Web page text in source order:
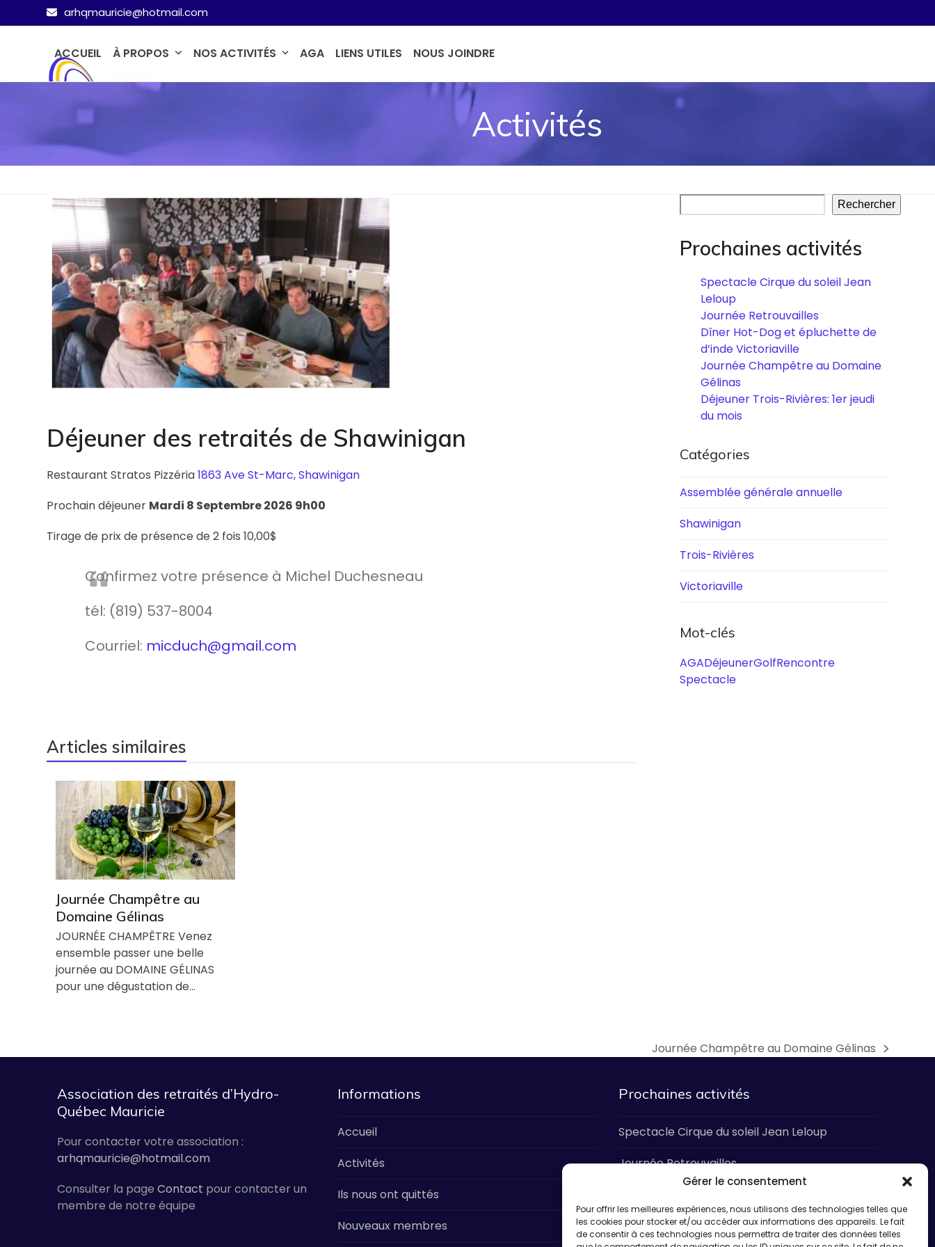
Gérer le consentement
Pour offrir les meilleures expériences, nous utilisons des technologies telles que
les cookies pour stocker et/ou accéder aux informations des appareils. Le fait
de consentir à ces technologies nous permettra de traiter des données telles
to
arhqmauricie@hotmail.com
ACCUEIL À PROPOS NOS ACTIVITÉS AGA LIENS UTILES NOUS JOINDRE
Activités
Déjeuner des retraités de Shawinigan
Restaurant Stratos Pizzéria1863 Ave St-Marc, Shawinigan
Prochain déjeuner Mardi 8 Septembre 2026 9h00
Tirage de prix de présence de 2 fois 10,00$
Confirmez votre présence à Michel Duchesneau
tél: (819) 537-8004
Courriel: micduch@gmail.com
Articles similaires
Journée Champêtre au
Domaine Gélinas
JOURNÉE CHAMPÊTRE Venez
ensemble passer une belle
journée au DOMAINE GÉLINAS
pour une dégustation de…
Rechercher
Prochaines activités
Spectacle Cirque du soleil Jean
Leloup
Journée Retrouvailles
Dîner Hot-Dog et épluchette de
d’inde Victoriaville
Journée Champêtre au Domaine
Gélinas
Déjeuner Trois-Rivières: 1er jeudi
du mois
Catégories
Assemblée générale annuelle
Shawinigan
Trois-Rivières
Victoriaville
Mot-clés
AGADéjeunerGolfRencontre
Spectacle
next
Journée Champêtre au Domaine Gélinas
Association des retraités d’Hydro-
Québec Mauricie
Pour contacter votre association :
arhqmauricie@hotmail.com
Consulter la pageContact pour contacter un
membre de notre équipe
Informations
Accueil
Activités
Ils nous ont quittés
Nouveaux membres
Prochaines activités
Spectacle Cirque du soleil Jean Leloup
Journée Retrouvailles
Victoriaville
Journée Champêtre au Domaine Gélinas